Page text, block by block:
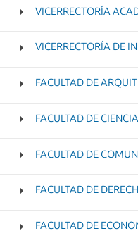
VICERRECTORÍA
VICERRECTORÍA DE
FACULTAD DE
FACULTAD DE
FACULTAD DE
FACULTAD DE
FACULTAD DE